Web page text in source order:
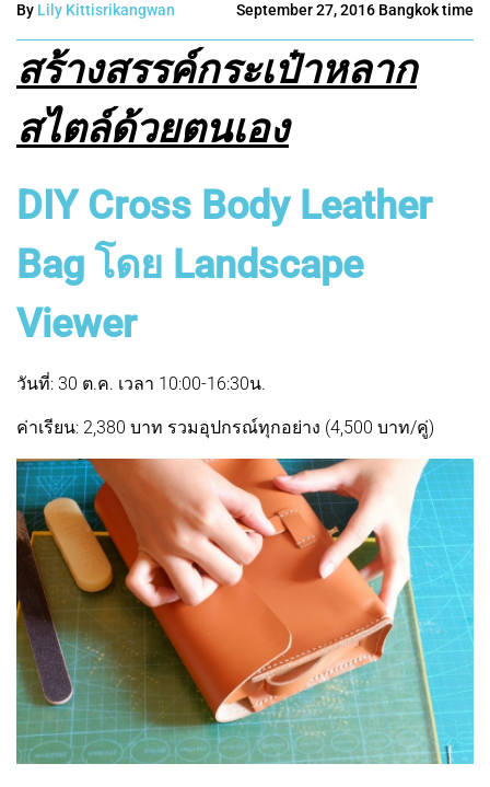
By Lily Kittisrikangwan September 27, 2016 Bangkok time
สร้างสรรค์กระเป๋าหลาก
สไตล์ด้วยตนเอง
DIY Cross Body Leather
Bag โดย Landscape
Viewer
วันที่: 30 ต.ค. เวลา 10:00-16:30น.
ค่าเรียน: 2,380 บาท รวมอุปกรณ์ทุกอย่าง (4,500 บาท/คู่)